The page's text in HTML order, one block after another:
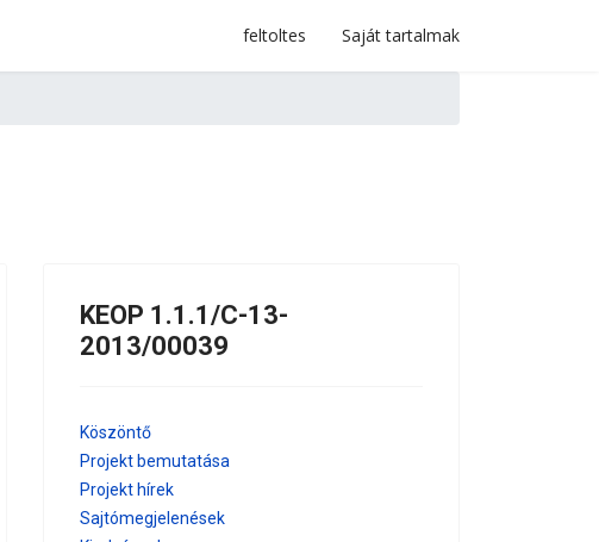
feltoltes Saját tartalmak
KEOP 1.1.1/C-13-
2013/00039
Köszöntő
Projekt bemutatása
Projekt hírek
Sajtómegjelenések